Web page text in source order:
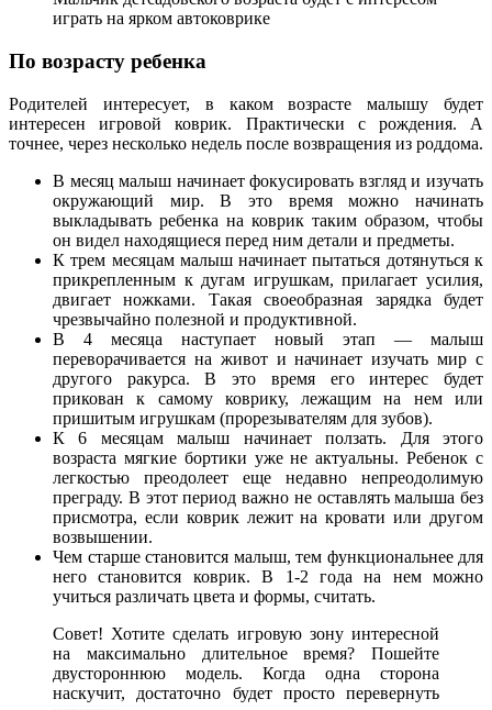
играть на ярком автоковрике
По возрасту ребенка
Родителей интересует, в каком возрасте малышу будет
интересен игровой коврик. Практически с рождения. А
точнее, через несколько недель после возвращения из роддома.
В месяц малыш начинает фокусировать взгляд и изучать
окружающий мир. В это время можно начинать
выкладывать ребенка на коврик таким образом, чтобы
он видел находящиеся перед ним детали и предметы.
К трем месяцам малыш начинает пытаться дотянуться к
прикрепленным к дугам игрушкам, прилагает усилия,
двигает ножками. Такая своеобразная зарядка будет
чрезвычайно полезной и продуктивной.
В 4 месяца наступает новый этап — малыш
переворачивается на живот и начинает изучать мир с
другого ракурса. В это время его интерес будет
прикован к самому коврику, лежащим на нем или
пришитым игрушкам (прорезывателям для зубов).
К 6 месяцам малыш начинает ползать. Для этого
возраста мягкие бортики уже не актуальны. Ребенок с
легкостью преодолеет еще недавно непреодолимую
преграду. В этот период важно не оставлять малыша без
присмотра, если коврик лежит на кровати или другом
возвышении.
Чем старше становится малыш, тем функциональнее для
него становится коврик. В 1-2 года на нем можно
учиться различать цвета и формы, считать.
Совет! Хотите сделать игровую зону интересной
на максимально длительное время? Пошейте
двустороннюю модель. Когда одна сторона
наскучит, достаточно будет просто перевернуть